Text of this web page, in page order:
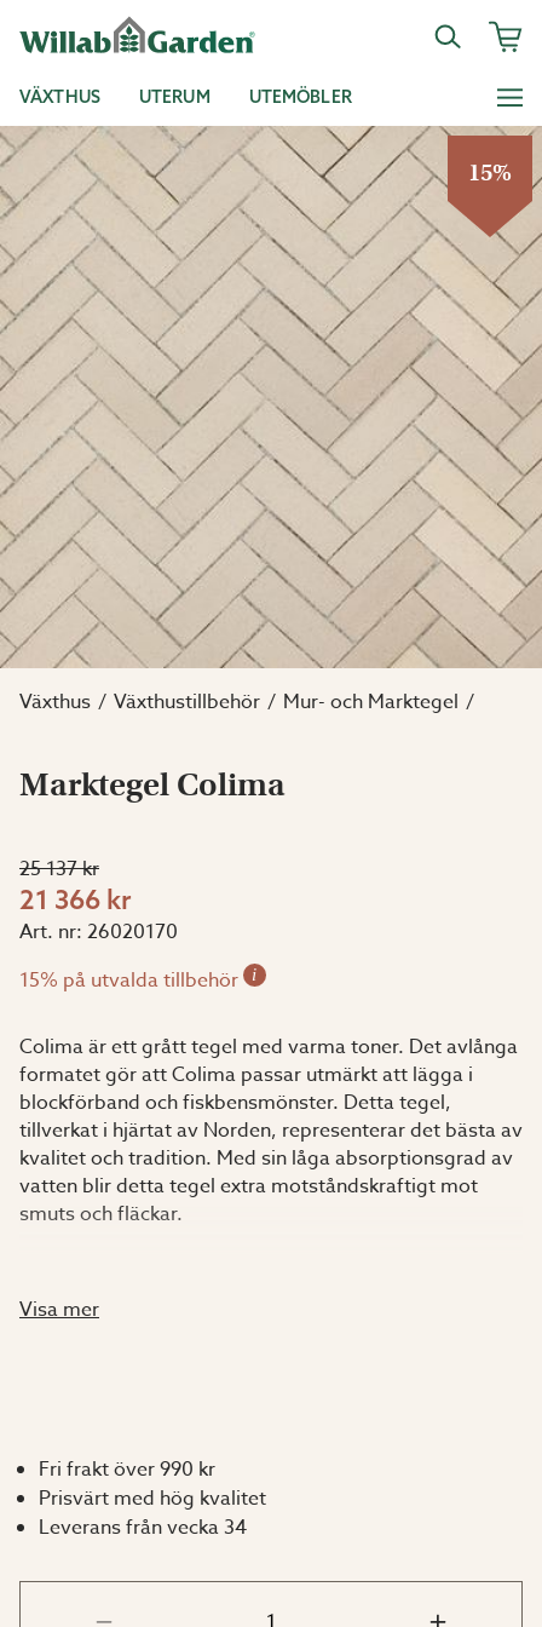
VÄXTHUS UTERUM UTEMÖBLER
15%
Växthus Växthustillbehör Mur- och Marktegel
Marktegel Colima
25 137 kr
21 366 kr
Art. nr: 26020170
15% på utvalda tillbehör
i
Colima är ett grått tegel med varma toner. Det avlånga
formatet gör att Colima passar utmärkt att lägga i
blockförband och fiskbensmönster. Detta tegel,
tillverkat i hjärtat av Norden, representerar det bästa av
kvalitet och tradition. Med sin låga absorptionsgrad av
vatten blir detta tegel extra motståndskraftigt mot
smuts och fläckar.
och vilket motsvarar ca. 11,5 m² per pall.
består av lera och vatten. Sammansättningen ger teglet
de unika egenskaperna att både vara hållfast och
beständigt samtidigt som det kan andas. Tegel åldras
Tillverkningen sker i Danmark och fabriken har en lång
tradition av tegeltillverkning som sträcker ända tillbaka
Visa mer
Fri frakt över 990 kr
Prisvärt med hög kvalitet
Leverans från vecka 34